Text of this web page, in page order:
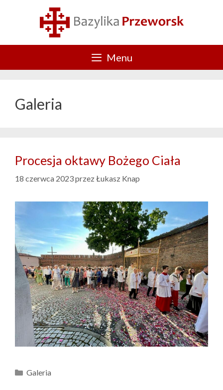
Menu
Galeria
Procesja oktawy Bożego Ciała
18 czerwca 2023przezŁukasz Knap
Kategorie
Galeria